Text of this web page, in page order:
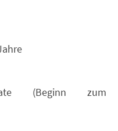
(Beginn zum